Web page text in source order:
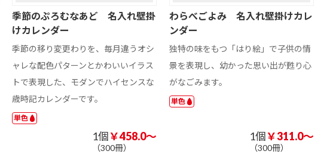
季節のぷろむなあど 名入れ壁掛
けカレンダー
季節の移り変更わりを、毎月違うオシ
ャレな配色パターンとかわいいイラス
トで表現した、モダンでハイセンスな
歳時記カレンダーです。
単色
1個￥458.0～
（300冊）
わらべごよみ 名入れ壁掛けカレ
ンダー
独特の味をもつ「はり絵」で子供の情
景を表現し、幼かった思い出が甦り心
がなごみます。
単色
1個￥311.0～
（300冊）